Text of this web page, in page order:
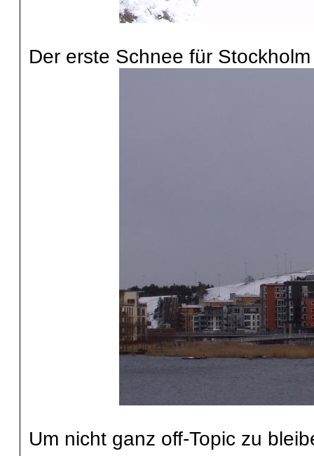
Der erste Schnee für Stockholm
Um nicht ganz off-Topic zu